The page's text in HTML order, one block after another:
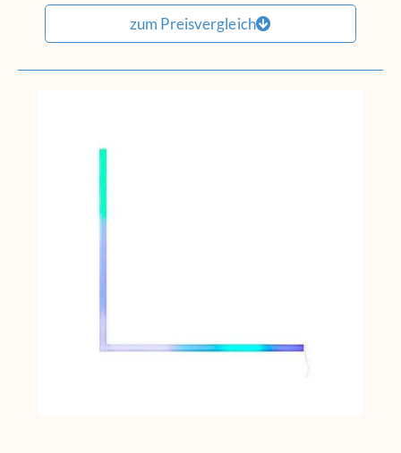
zum Preisvergleich